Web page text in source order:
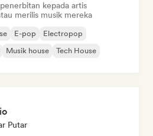
kepada artis
merilis musik mereka
E-pop
Electropop
Musik house Tech House
Putar